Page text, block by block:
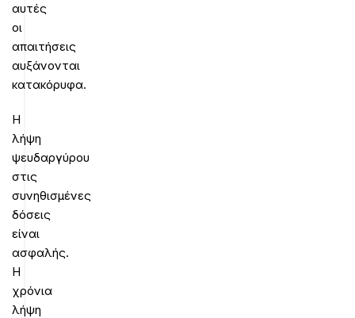
αυτές
οι
απαιτήσεις
αυξάνονται
κατακόρυφα.
Η
λήψη
ψευδαργύρου
στις
συνηθισμένες
δόσεις
είναι
ασφαλής.
Η
χρόνια
λήψη